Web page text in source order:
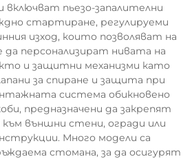
пьезо-запалителни
стартиране, регулируеми
изход, които позволяват на
персонализират нивата на
и защитни механизми като
за спиране и защита при
система обикновено
предназначени да закрепят
към външни стени, огради или
Много модели са
стомана, за да осигурят